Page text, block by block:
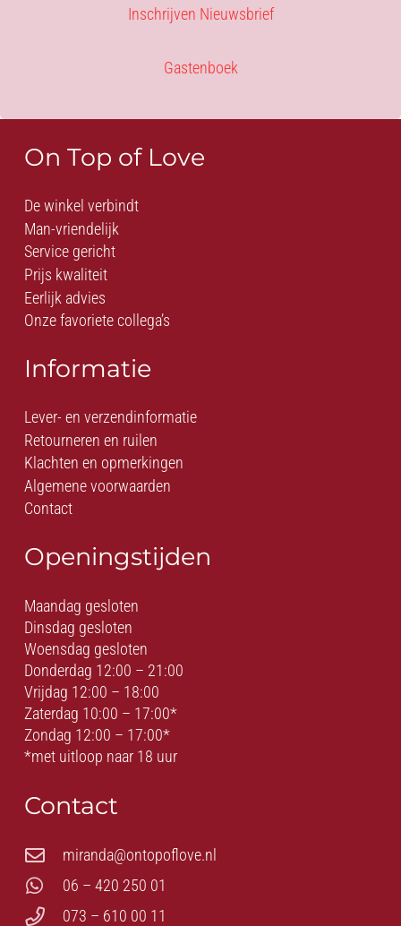
Inschrijven Nieuwsbrief
Gastenboek
On Top of Love
De winkel verbindt
Man-vriendelijk
Service gericht
Prijs kwaliteit
Eerlijk advies
Onze favoriete collega’s
Informatie
Lever- en verzendinformatie
Retourneren en ruilen
Klachten en opmerkingen
Algemene voorwaarden
Contact
Openingstijden
Maandag gesloten
Dinsdag gesloten
Woensdag gesloten
Donderdag 12:00 – 21:00
Vrijdag 12:00 – 18:00
Zaterdag 10:00 – 17:00*
Zondag 12:00 – 17:00*
*met uitloop naar 18 uur
Contact
miranda@ontopoflove.nl
06 – 420 250 01
073 – 610 00 11